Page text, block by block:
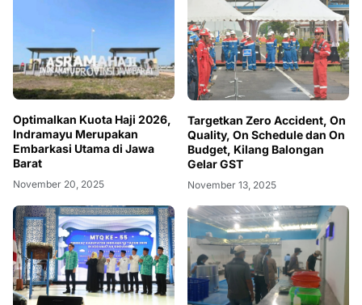
Optimalkan Kuota Haji 2026,
Indramayu Merupakan
Embarkasi Utama di Jawa
Barat
November 20, 2025
Targetkan Zero Accident, On
Quality, On Schedule dan On
Budget, Kilang Balongan
Gelar GST
November 13, 2025